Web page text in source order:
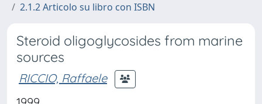
2.1.2 Articolo su libro con ISBN
Steroid oligoglycosides from marine
sources
RICCIO, Raffaele